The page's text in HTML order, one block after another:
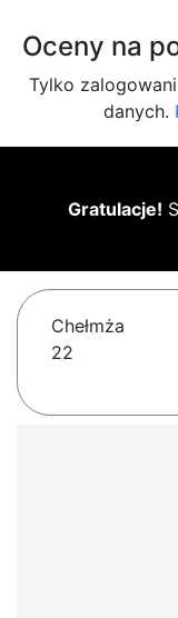
Oceny na
Tylko
danych.
Gratulacje!
Chełmża
22